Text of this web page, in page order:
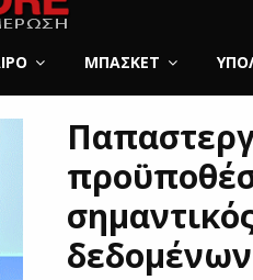
ΜΠΆΣΚΕΤ